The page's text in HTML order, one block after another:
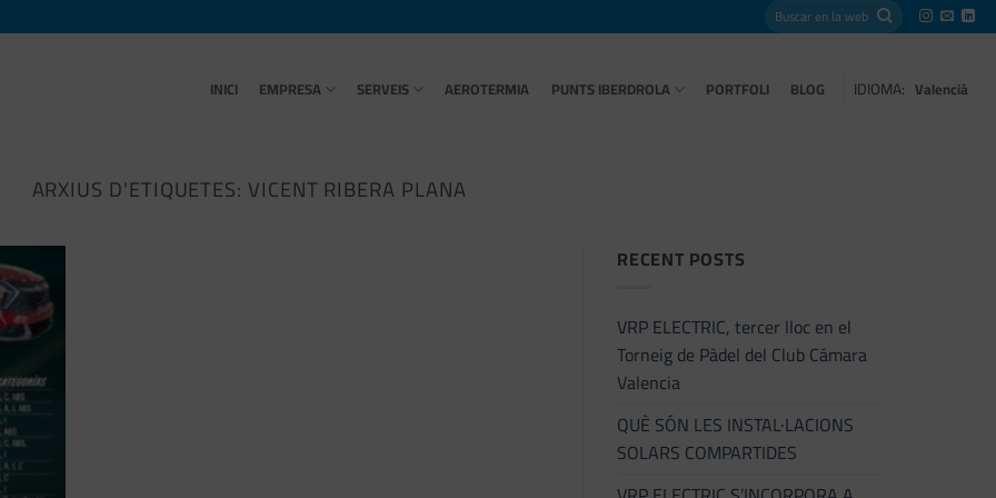
INICI EMPRESA SERVEIS AEROTERMIA PUNTS IBERDROLA PORTFOLI BLOG IDIOMA: Valencià
ARXIUS D'ETIQUETES: VICENT RIBERA PLANA
RECENT POSTS
VRP ELECTRIC, tercer lloc en el
Torneig de Pàdel del Club Cámara
Valencia
QUÈ SÓN LES INSTAL·LACIONS
SOLARS COMPARTIDES